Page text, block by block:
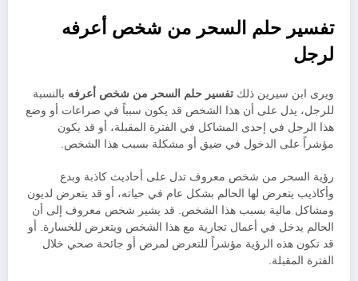
تفسير حلم السحر من شخص أعرفه
لرجل
ويرى ابن سيرين ذلك تفسير حلم السحر من شخص أعرفه بالنسبة
للرجل، يدل على أن هذا الشخص قد يكون سبباً في صراعات أو وضع
هذا الرجل في إحدى المشاكل في الفترة المقبلة، أو قد يكون
مؤشراً على الدخول في ضيق أو مشكلة بسبب هذا الشخص.
رؤية السحر من شخص معروف تدل على أحاديث كاذبة وبدع
وأكاذيب يتعرض لها الحالم بشكل عام في حياته، أو قد يتعرض لديون
ومشاكل مالية بسبب هذا الشخص. قد يشير شخص معروف إلى أن
الحالم يدخل في أعمال تجارية مع هذا الشخص ويتعرض للخسارة. أو
قد تكون هذه الرؤية مؤشراً للتعرض لمرض أو جائحة صحي خلال
الفترة المقبلة.